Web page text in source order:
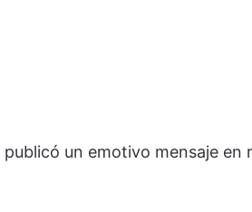
un emotivo mensaje en